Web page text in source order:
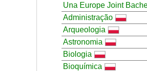
Una Europe Joint
Administração
Arqueologia
Astronomia
Biologia
Bioquímica